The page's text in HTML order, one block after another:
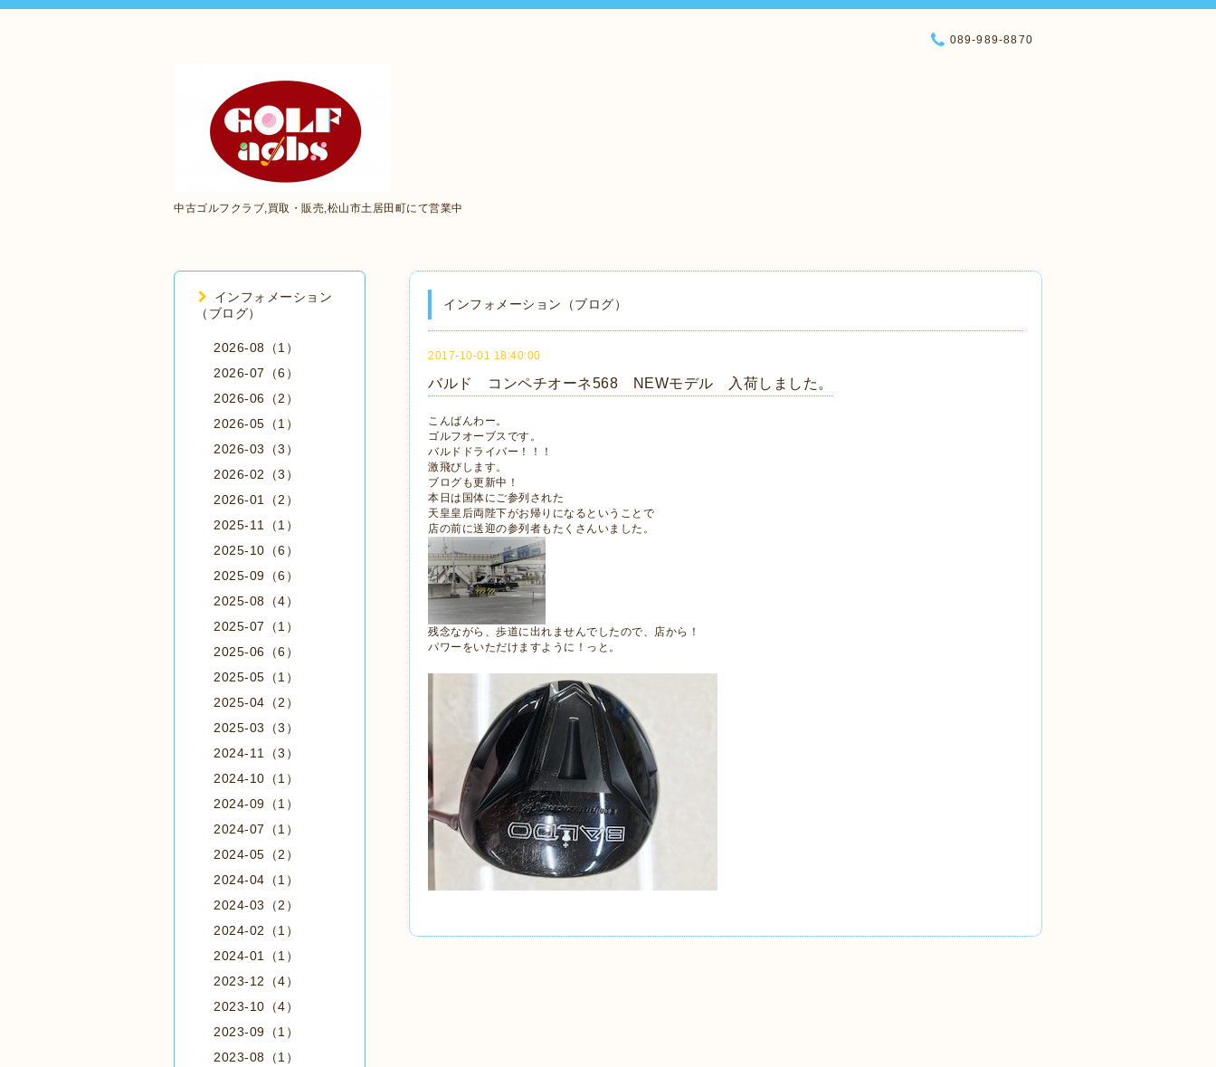
中古ゴルフクラブ,買取・販売,松山市土居田町にて営業中
089-989-8870
インフォメーション（ブログ）
2017-10-01 18:40:00
バルド コンペチオーネ568 NEWモデル 入荷しました。
こんばんわー。
ゴルフオーブスです。
バルドドライバー！！！
激飛びします。
ブログも更新中！
本日は国体にご参列された
天皇皇后両陛下がお帰りになるということで
店の前に送迎の参列者もたくさんいました。
残念ながら、歩道に出れませんでしたので、店から！
パワーをいただけますように！っと。
インフォメーション
（ブログ）
2026-08（1）
2026-07（6）
2026-06（2）
2026-05（1）
2026-03（3）
2026-02（3）
2026-01（2）
2025-11（1）
2025-10（6）
2025-09（6）
2025-08（4）
2025-07（1）
2025-06（6）
2025-05（1）
2025-04（2）
2025-03（3）
2024-11（3）
2024-10（1）
2024-09（1）
2024-07（1）
2024-05（2）
2024-04（1）
2024-03（2）
2024-02（1）
2024-01（1）
2023-12（4）
2023-10（4）
2023-09（1）
2023-08（1）